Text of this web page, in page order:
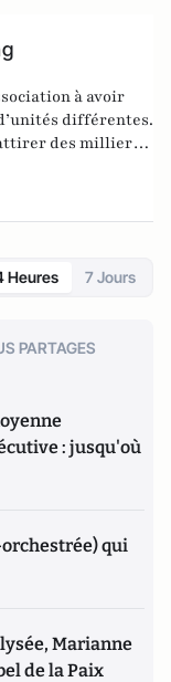
à avoir
différentes.
des milliers
physique et
Heures 7 Jours
PARTAGES
: jusqu'où
qui
Marianne
de la Paix